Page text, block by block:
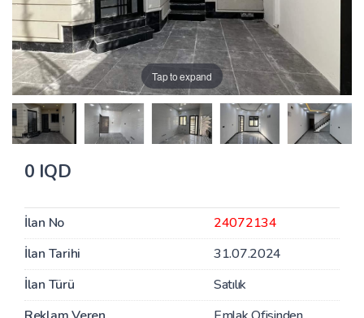
Tap to expand
0 IQD
İlan No
24072134
İlan Tarihi
31.07.2024
İlan Türü
Satılık